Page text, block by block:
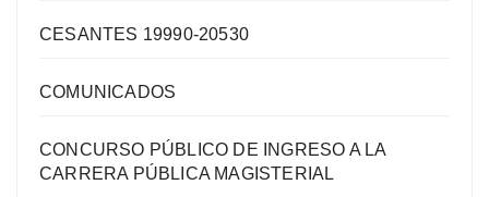
CESANTES 19990-20530
COMUNICADOS
CONCURSO PÚBLICO DE INGRESO A LA
CARRERA PÚBLICA MAGISTERIAL